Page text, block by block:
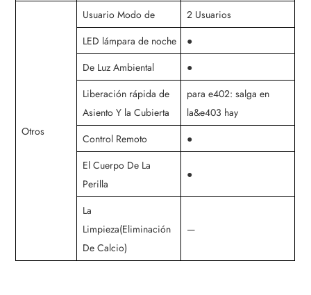
Otros
Usuario Modo de
2 Usuarios
LED lámpara de noche
●
De Luz Ambiental
●
Liberación rápida de
Asiento Y la Cubierta
para e402: salga en
la&e403 hay
Control Remoto
●
El Cuerpo De La
Perilla
●
La
Limpieza(Eliminación
De Calcio)
—